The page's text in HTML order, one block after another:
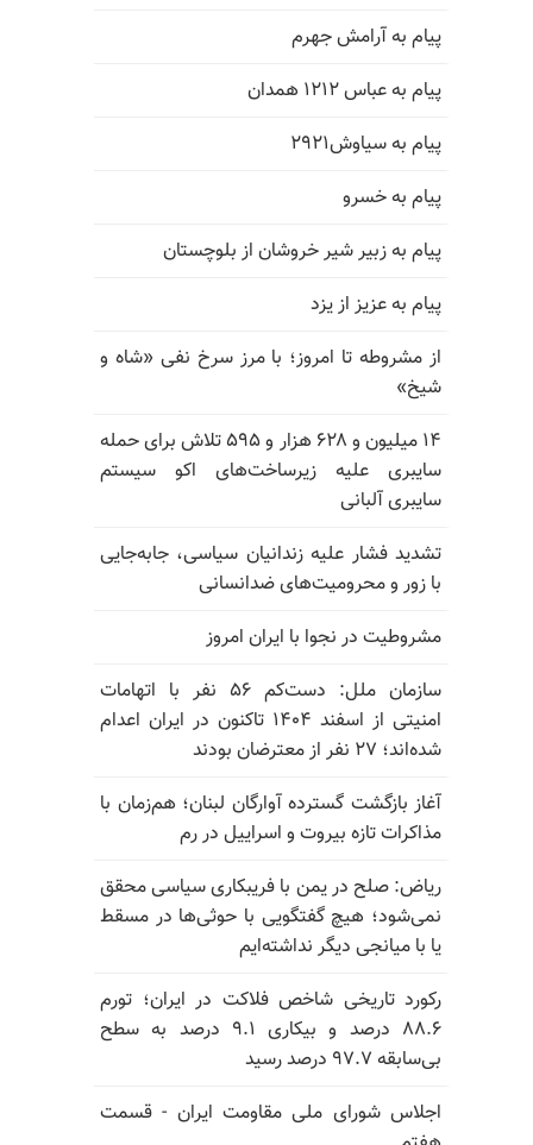
پیام به آرامش جهرم
پیام به عباس ۱۲۱۲ همدان
پیام به سیاوش۲۹۲۱
پیام به خسرو
پیام به زبیر شیر خروشان از بلوچستان
پیام به عزیز از یزد
از مشروطه تا امروز؛ با مرز سرخ نفی «شاه و
شیخ»
۱۴ میلیون و ۶۲۸ هزار و ۵۹۵ تلاش برای حمله
سایبری علیه زیرساخت‌های اکو سیستم
سایبری آلبانی
تشدید فشار علیه زندانیان سیاسی، جابه‌جایی
با زور و محرومیت‌های ضدانسانی
مشروطیت در نجوا با ایران امروز
سازمان ملل: دست‌کم ۵۶ نفر با اتهامات
امنیتی از اسفند ۱۴۰۴ تاکنون در ایران اعدام
شده‌اند؛ ۲۷ نفر از معترضان بودند
آغاز بازگشت گسترده آوارگان لبنان؛ هم‌زمان با
مذاکرات تازه بیروت و اسراییل در رم
ریاض: صلح در یمن با فریبکاری سیاسی محقق
نمی‌شود؛ هیچ گفتگویی با حوثی‌ها در مسقط
یا با میانجی دیگر نداشته‌ایم
رکورد تاریخی شاخص فلاکت در ایران؛ تورم
۸۸.۶ درصد و بیکاری ۹.۱ درصد به سطح
بی‌سابقه ۹۷.۷ درصد رسید
اجلاس شورای ملی مقاومت ایران - قسمت